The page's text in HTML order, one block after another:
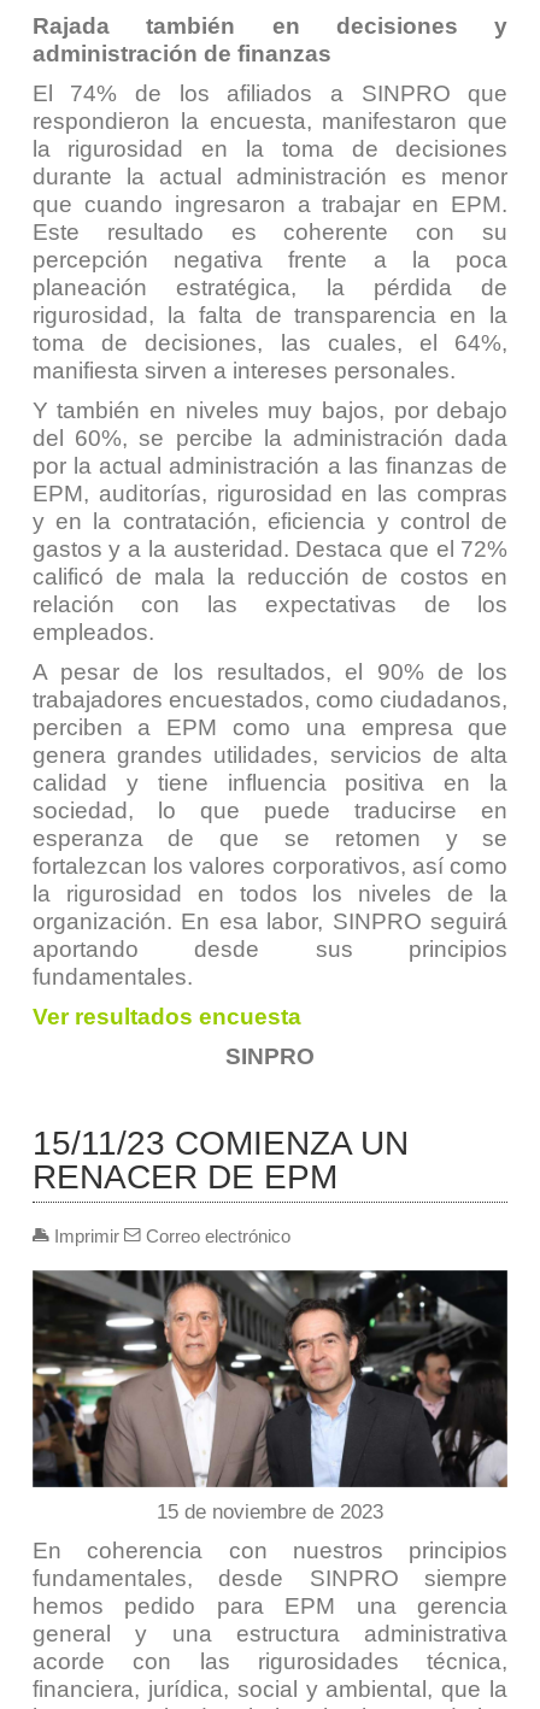
Rajada también en decisiones y
administración de finanzas
El 74% de los afiliados a SINPRO que
respondieron la encuesta, manifestaron que
la rigurosidad en la toma de decisiones
durante la actual administración es menor
que cuando ingresaron a trabajar en EPM.
Este resultado es coherente con su
percepción negativa frente a la poca
planeación estratégica, la pérdida de
rigurosidad, la falta de transparencia en la
toma de decisiones, las cuales, el 64%,
manifiesta sirven a intereses personales.
Y también en niveles muy bajos, por debajo
del 60%, se percibe la administración dada
por la actual administración a las finanzas de
EPM, auditorías, rigurosidad en las compras
y en la contratación, eficiencia y control de
gastos y a la austeridad. Destaca que el 72%
calificó de mala la reducción de costos en
relación con las expectativas de los
empleados.
A pesar de los resultados, el 90% de los
trabajadores encuestados, como ciudadanos,
perciben a EPM como una empresa que
genera grandes utilidades, servicios de alta
calidad y tiene influencia positiva en la
sociedad, lo que puede traducirse en
esperanza de que se retomen y se
fortalezcan los valores corporativos, así como
la rigurosidad en todos los niveles de la
organización. En esa labor, SINPRO seguirá
aportando desde sus principios
fundamentales.
Ver resultados encuesta
SINPRO
15/11/23 COMIENZA UN
RENACER DE EPM
Imprimir Correo electrónico
15 de noviembre de 2023
En coherencia con nuestros principios
fundamentales, desde SINPRO siempre
hemos pedido para EPM una gerencia
general y una estructura administrativa
acorde con las rigurosidades técnica,
financiera, jurídica, social y ambiental, que la